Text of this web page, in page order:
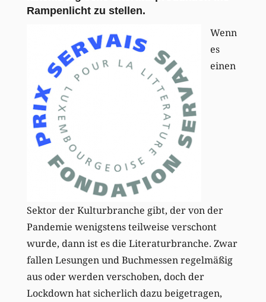
Rampenlicht zu stellen.
Wenn
es
einen
Sektor der Kulturbranche gibt, der von der
Pandemie wenigstens teilweise verschont
wurde, dann ist es die Literaturbranche. Zwar
fallen Lesungen und Buchmessen regelmäßig
aus oder werden verschoben, doch der
Lockdown hat sicherlich dazu beigetragen,